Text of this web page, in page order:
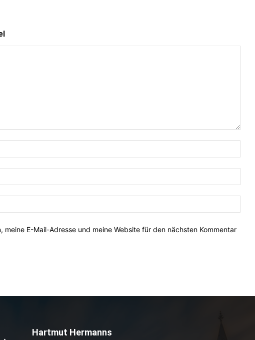
Mail:*
meine E-Mail-Adresse und meine Website für den nächsten Kommentar
Hartmut Hermanns